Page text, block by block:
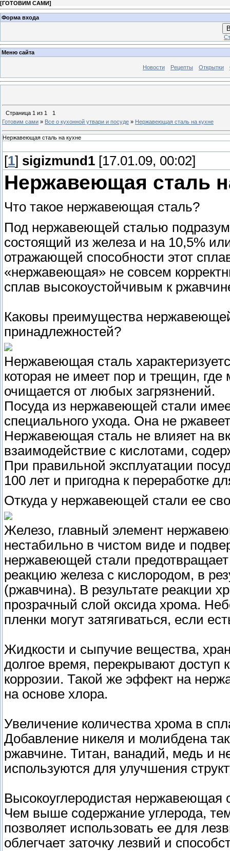
[ГОТОВИМ САМИ]
Форма входа
Меню сайта
Новости Рецепты Открытки
Страница 1 из 1
1
Готовим сами » Все о кухонной утвари и посуде » Нержавеющая сталь на кухне
Нержавеющая сталь на кухне
[1] sigizmund1 [17.01.09, 00:02]
Нержавеющая сталь
Что такое нержавеющая сталь?
Под нержавеющей сталью
состоящий из железа и на 10,5%
отражающей способности этот
«нержавеющая» не совсем
сплав высокоустойчивым к
Каковы преимущества
принадлежностей?
Нержавеющая сталь
которая не имеет пор и трещин, где
очищается от любых загрязнений.
Посуда из нержавеющей стали
специального ухода. Она не
Нержавеющая сталь не влияет на
взаимодействие с кислотами,
При правильной эксплуатации
100 лет и пригодна к переработке
Откуда у нержавеющей стали ее
Железо, главный элемент
нестабильно в чистом виде и
нержавеющей стали
реакцию железа с кислородом, в
(ржавчина). В результате реакции
прозрачный слой оксида хрома.
пленки могут затягиваться, если
Жидкости и сыпучие вещества,
долгое время, перекрывают доступ
коррозии. Такой же эффект на
на основе хлора.
Увеличение количества хрома в
Добавление никеля и молибдена
ржавчине. Титан, ванадий, медь и
используются для улучшения
Высокоуглеродистая нержавеющая
Чем выше содержание углерода,
позволяет использовать ее для
облегчает заточку лезвий и